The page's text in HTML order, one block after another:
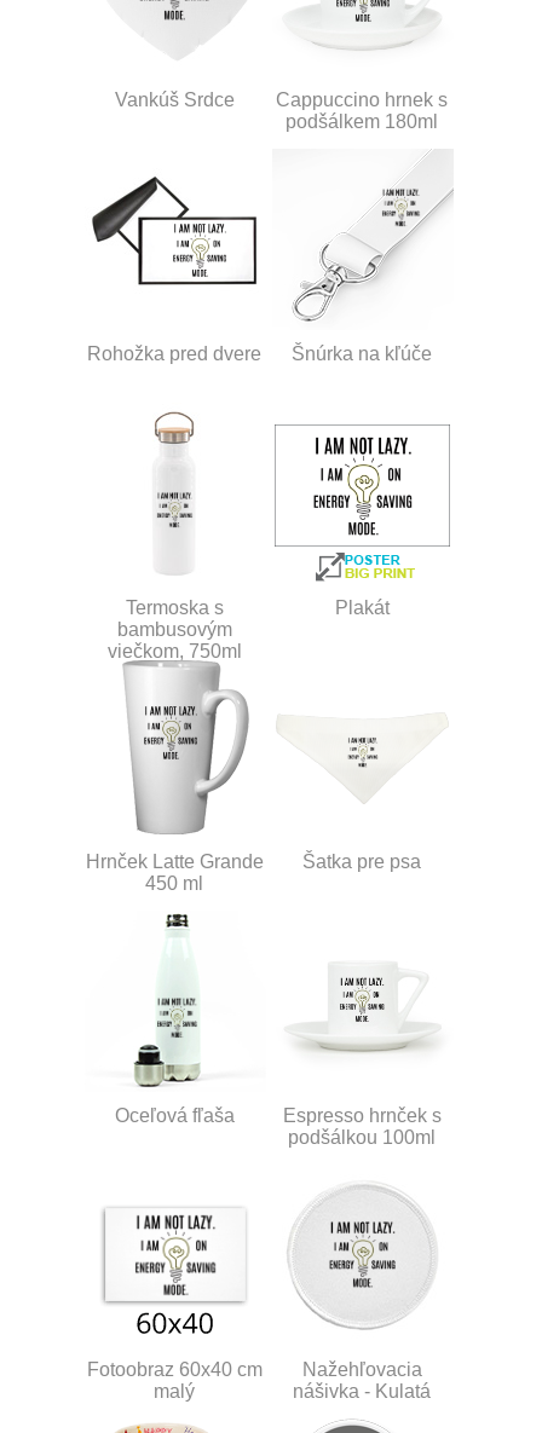
Vankúš Srdce
Cappuccino hrnek s
podšálkem 180ml
Rohožka pred dvere Šnúrka na kľúče
Termoska s
bambusovým
viečkom, 750ml
Plakát
Hrnček Latte Grande
450 ml
Šatka pre psa
Oceľová fľaša
Espresso hrnček s
podšálkou 100ml
Fotoobraz 60x40 cm
malý
Nažehľovacia
nášivka - Kulatá